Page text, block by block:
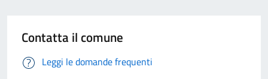
Contatta il comune
Leggi le domande frequenti